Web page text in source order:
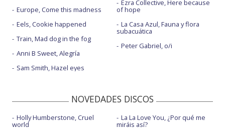
Europe, Come this madness
Eels, Cookie happened
Train, Mad dog in the fog
Anni B Sweet, Alegría
Sam Smith, Hazel eyes
Ezra Collective, Here because
of hope
La Casa Azul, Fauna y flora
subacuática
Peter Gabriel, o/i
NOVEDADES DISCOS
Holly Humberstone, Cruel
world
La La Love You, ¿Por qué me
miráis así?